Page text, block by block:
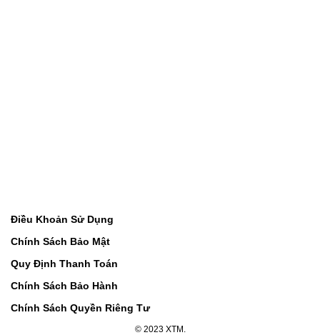
Điều Khoản Sử Dụng
Chính Sách Bảo Mật
Quy Định Thanh Toán
Chính Sách Bảo Hành
Chính Sách Quyền Riêng Tư
© 2023 XTM.